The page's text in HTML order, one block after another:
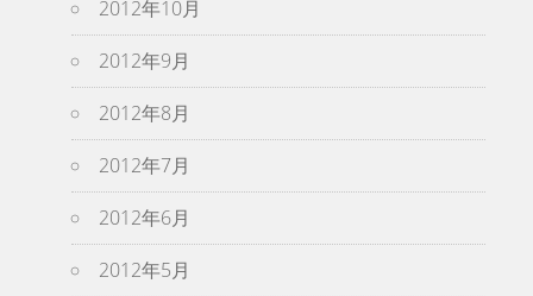
2012年10月
2012年9月
2012年8月
2012年7月
2012年6月
2012年5月